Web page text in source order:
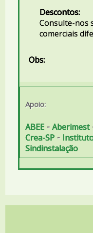
Descontos:
Consulte-nos
comerciais
Obs:
Apoio:
ABEE -Aberimest
Crea-SP -
Sindinstalação